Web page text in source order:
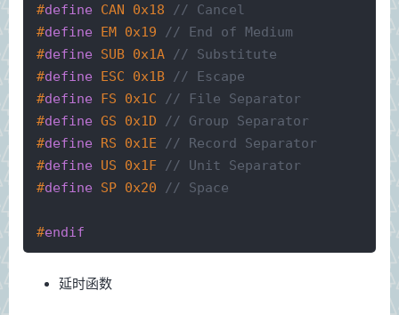
#define CAN 0x18 // Cancel
#define EM 0x19 // End of Medium
#define SUB 0x1A // Substitute
#define ESC 0x1B // Escape
#define FS 0x1C // File Separator
#define GS 0x1D // Group Separator
#define RS 0x1E // Record Separator
#define US 0x1F // Unit Separator
#define SP 0x20 // Space
#endif
延时函数